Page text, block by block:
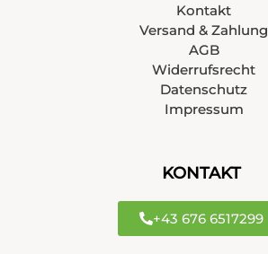
Kontakt
Versand & Zahlung
AGB
Widerrufsrecht
Datenschutz
Impressum
KONTAKT
+43 676 6517299